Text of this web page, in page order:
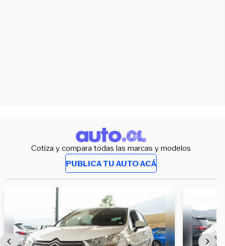
Cotiza y compara todas las marcas y modelos
PUBLICA TU AUTO ACÁ